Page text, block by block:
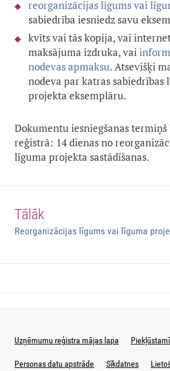
reorganizācijas līgums vai
sabiedrība iesniedz savu
kvīts vai tās kopija, vai
maksājuma izdruka, vai
nodevas apmaksu. Atsevišķi
nodeva par katras
projekta eksemplāru.
Dokumentu iesniegšanas
reģistrā: 14 dienas no
līguma projekta sastādīšanas.
Tālāk
Reorganizācijas līgums vai līguma
Uzņēmumu reģistra mājas lapa
Personas datu apstrāde Sīkdatnes